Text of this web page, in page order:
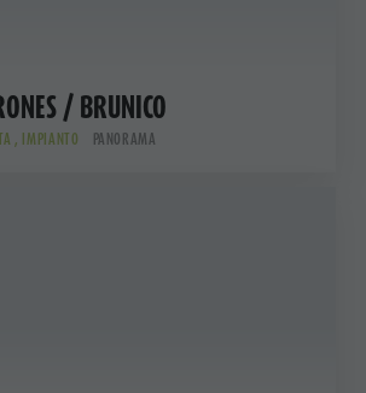
/ BRUNICO
, IMPIANTO PANORAMA